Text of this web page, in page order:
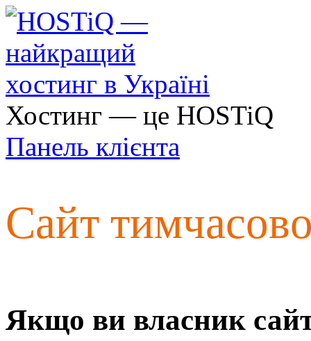
Хостинг — це HOSTiQ
Панель клієнта
Сайт
Якщо ви власник